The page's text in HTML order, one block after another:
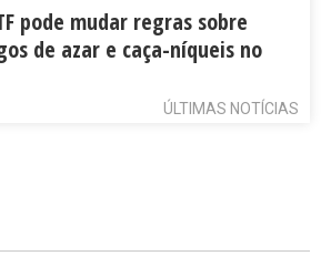
pode mudar regras sobre
de azar e caça-níqueis no
ÚLTIMAS NOTÍCIAS